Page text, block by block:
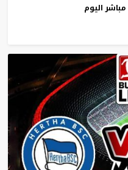
مباشر اليوم